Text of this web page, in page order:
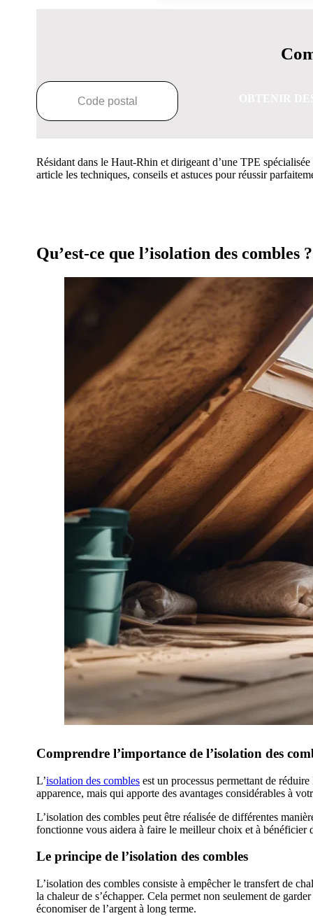
Résidant dans le Haut-Rhin et dirigeant d’une TPE
article les techniques, conseils et astuces pour réussir
Qu’est-ce que l’isolation des combles ?
Comprendre l’importance de l’isolation des
L’isolation des combles est un processus permettant de
apparence, mais qui apporte des avantages considérables à
L’isolation des combles peut être réalisée de différentes
fonctionne vous aidera à faire le meilleur choix et à bénéficier
Le principe de l’isolation des combles
L’isolation des combles consiste à empêcher le transfert de
la chaleur de s’échapper. Cela permet non seulement de
économiser de l’argent à long terme.